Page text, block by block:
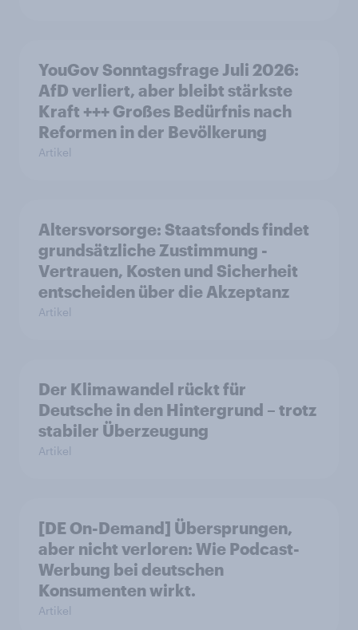
YouGov Sonntagsfrage Juli 2026:
AfD verliert, aber bleibt stärkste
Kraft +++ Großes Bedürfnis nach
Reformen in der Bevölkerung
Artikel
Altersvorsorge: Staatsfonds findet
grundsätzliche Zustimmung -
Vertrauen, Kosten und Sicherheit
entscheiden über die Akzeptanz
Artikel
Der Klimawandel rückt für
Deutsche in den Hintergrund – trotz
stabiler Überzeugung
Artikel
[DE On-Demand] Übersprungen,
aber nicht verloren: Wie Podcast-
Werbung bei deutschen
Konsumenten wirkt.
Artikel